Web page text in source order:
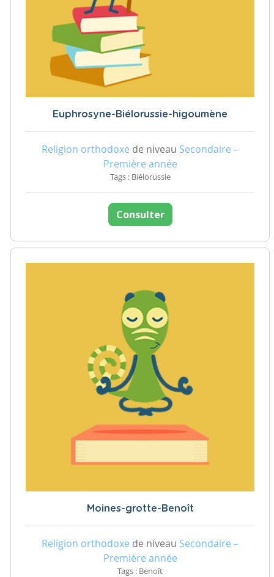
Euphrosyne-Biélorussie-higoumène
Religion orthodoxe de niveau Secondaire –
Première année
Tags : Biélorussie
Consulter
Moines-grotte-Benoît
Religion orthodoxe de niveau Secondaire –
Première année
Tags : Benoît